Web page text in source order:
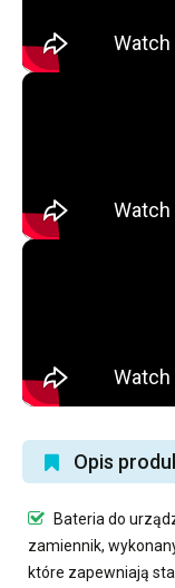
Opis
Bateria do
zamiennik,
które zapewniają